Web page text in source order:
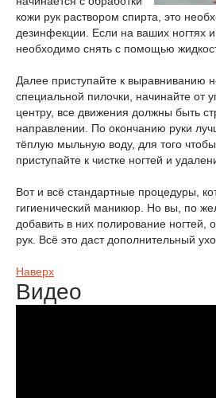
кожи рук раствором спирта, это
дезинфекции. Если на ваших ногтях
необходимо снять с помощью
Далее приступайте к выравниванию
специальной пилочки, начинайте от
центру, все движения должны быть
направлении. По окончанию руки
тёплую мыльную воду, для того
приступайте к чистке ногтей и
Вот и всё стандартные процедуры,
гигиенический маникюр. Но вы, по
добавить в них полирование ногтей,
рук. Всё это даст дополнительный
Наверх
Видео